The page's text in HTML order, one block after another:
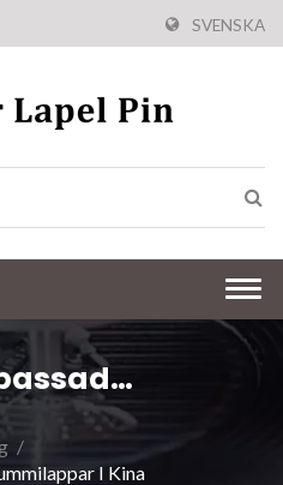
SVENSKA
/
I Kina